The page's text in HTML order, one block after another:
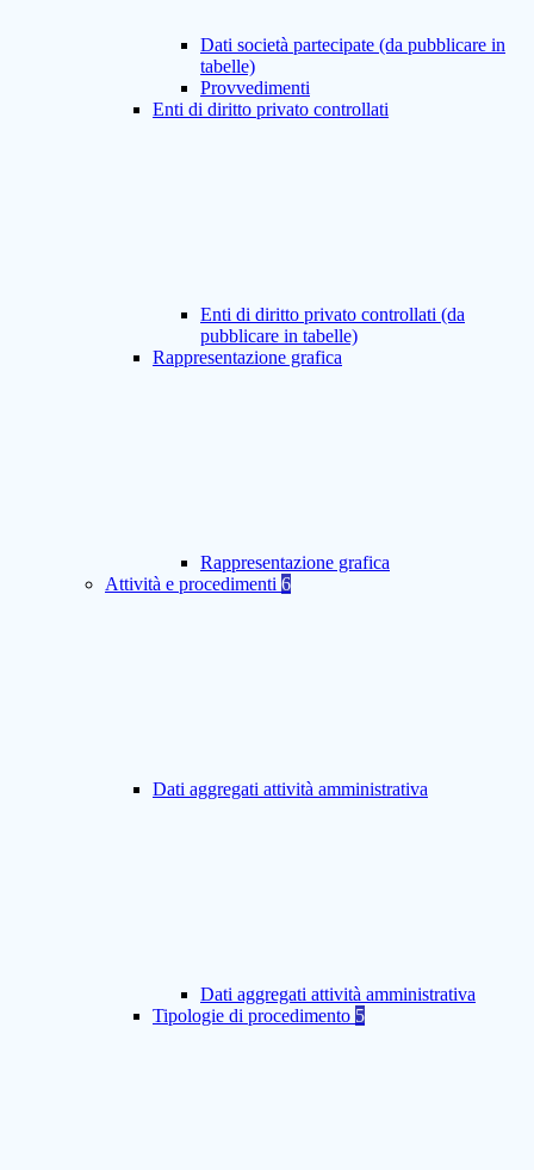
Dati società partecipate (da pubblicare in
tabelle)
Provvedimenti
Enti di diritto privato controllati
Enti di diritto privato controllati (da
pubblicare in tabelle)
Rappresentazione grafica
Rappresentazione grafica
Attività e procedimenti 6
Dati aggregati attività amministrativa
Dati aggregati attività amministrativa
Tipologie di procedimento 5